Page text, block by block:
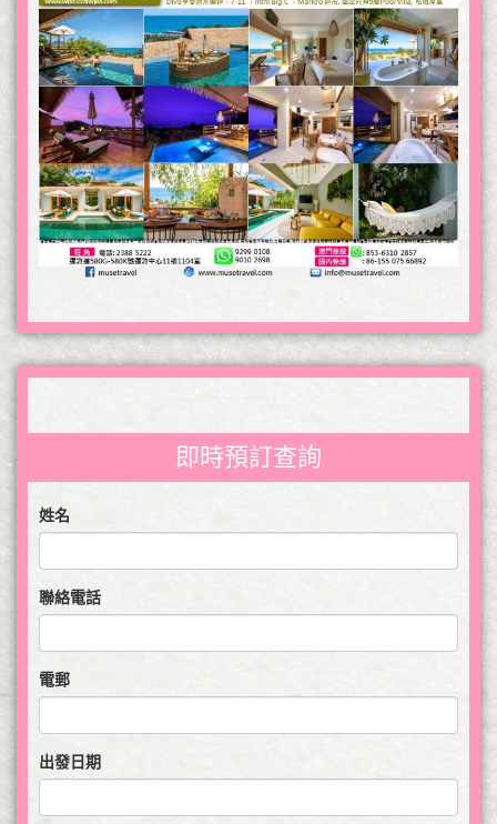
即時預訂查詢
姓名
聯絡電話
電郵
出發日期